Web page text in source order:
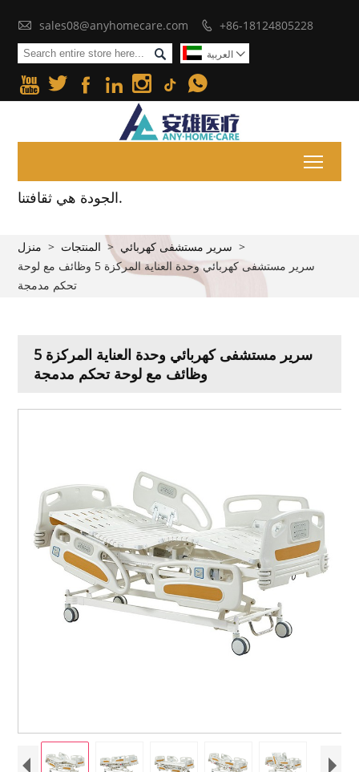
 sales08@anyhomecare.com  +86-18124805228
 العربية 
     
الجودة هي ثقافتنا.
منزل > المنتجات > سرير مستشفى كهربائي >
سرير مستشفى كهربائي وحدة العناية المركزة 5 وظائف مع لوحة
تحكم مدمجة
سرير مستشفى كهربائي وحدة العناية المركزة 5
وظائف مع لوحة تحكم مدمجة